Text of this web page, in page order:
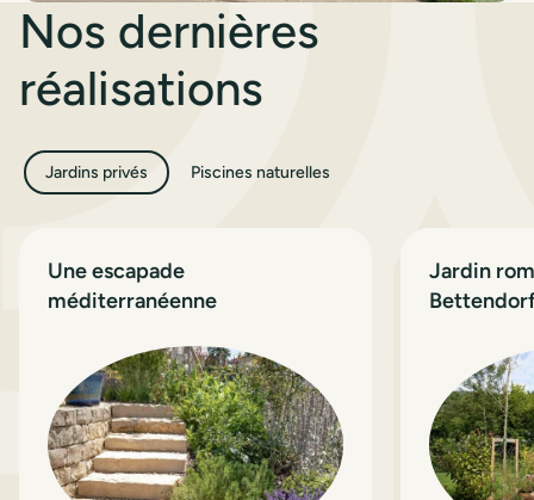
Nos dernières
réalisations
Jardins privés Piscines naturelles
Une escapade
méditerranéenne
Jardin